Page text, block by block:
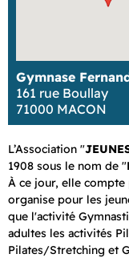
L’Association "
1908 sous le nom de "
À ce jour, elle compte
organise pour les
que l'activité
adultes les activités
Pilates/Stretching et
Gymnase
161 rue Boullay
71000 MACON